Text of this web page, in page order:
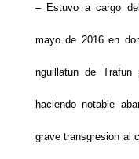
– Estuvo a cargo
mayo de 2016 en
nguillatun de Trafun
haciendo notable
grave transgresion al